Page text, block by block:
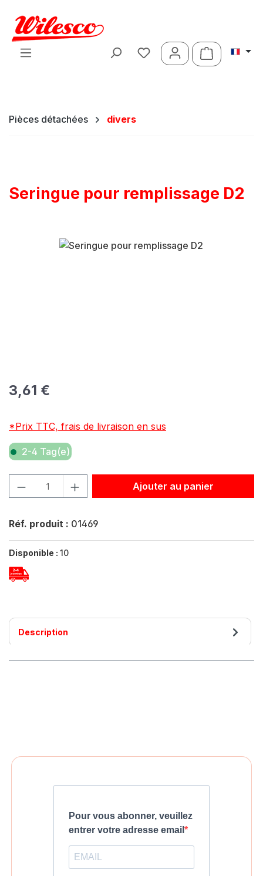
Passer au contenu principal
Le panier
Pièces détachées divers
Seringue pour remplissage D2
Ignorer la galerie d'images
Prix régulier :
3,61 €
*Prix TTC, frais de livraison en sus
2-4 Tag(e)
Quantité de produit : Entrez la quantité souhaitée ou
Ajouter au panier
Réf. produit : 01469
Disponible : 10
Description
Pour vous abonner, veuillez
entrer votre adresse email